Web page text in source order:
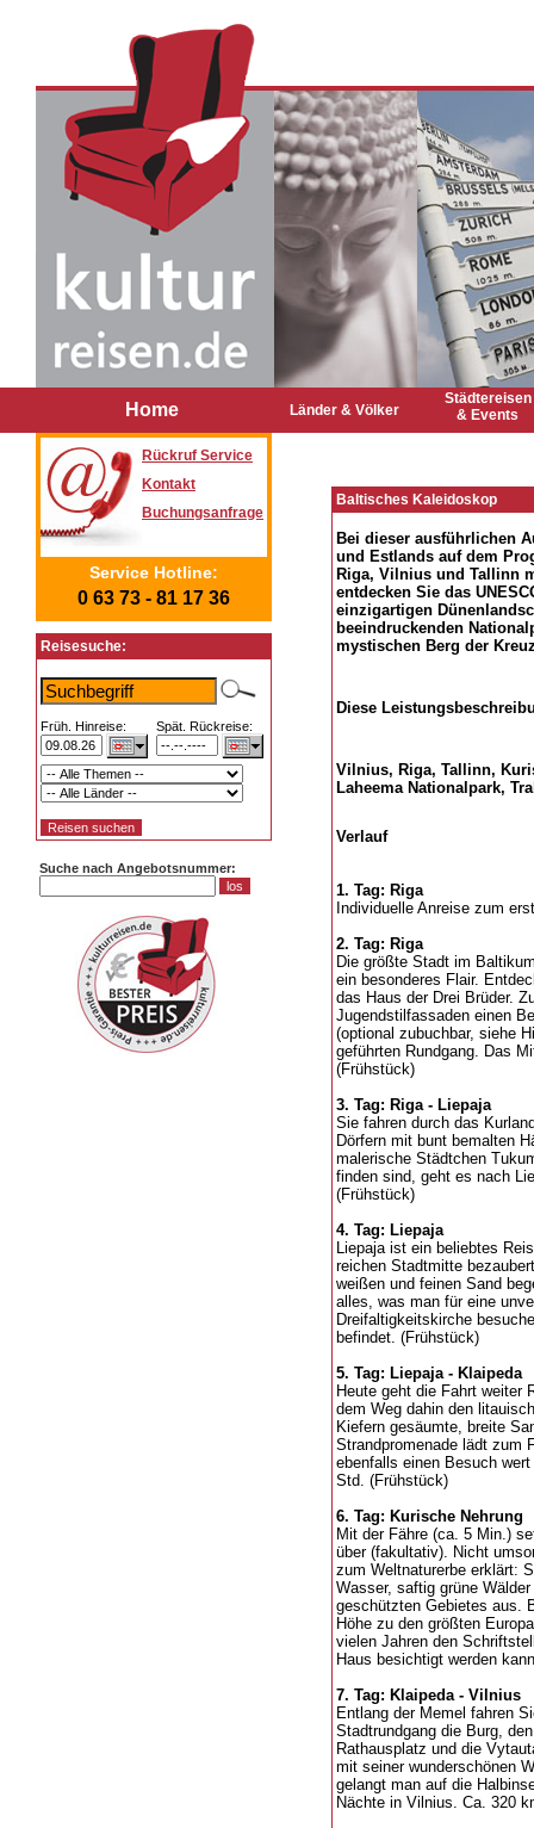
Home Länder & Völker
Städtereisen
& Events
Rückruf Service
Kontakt
Buchungsanfrage
Service Hotline:
0 63 73 - 81 17 36
Reisesuche:
Früh. Hinreise: Spät. Rückreise:
Suche nach Angebotsnummer:
Baltisches Kaleidoskop
Bei dieser ausführlichen
und Estlands auf dem
Riga, Vilnius und Tallinn
entdecken Sie das
einzigartigen
beeindruckenden
mystischen Berg der
Diese
Vilnius, Riga, Tallinn,
Laheema Nationalpark,
Verlauf
1. Tag: Riga
Individuelle Anreise zum
2. Tag: Riga
Die größte Stadt im
ein besonderes Flair.
das Haus der Drei Brüder.
Jugendstilfassaden einen
(optional zubuchbar, siehe
geführten Rundgang. Das
(Frühstück)
3. Tag: Riga - Liepaja
Sie fahren durch das
Dörfern mit bunt bemalten
malerische Städtchen
finden sind, geht es nach
(Frühstück)
4. Tag: Liepaja
Liepaja ist ein beliebtes
reichen Stadtmitte
weißen und feinen Sand
alles, was man für eine
Dreifaltigkeitskirche
befindet. (Frühstück)
5. Tag: Liepaja - Klaipeda
Heute geht die Fahrt weiter
dem Weg dahin den
Kiefern gesäumte, breite
Strandpromenade lädt zum
ebenfalls einen Besuch
Std. (Frühstück)
6. Tag: Kurische Nehrung
Mit der Fähre (ca. 5 Min.)
über (fakultativ). Nicht
zum Weltnaturerbe erklärt:
Wasser, saftig grüne
geschützten Gebietes aus.
Höhe zu den größten
vielen Jahren den
Haus besichtigt werden
7. Tag: Klaipeda - Vilnius
Entlang der Memel fahren
Stadtrundgang die Burg,
Rathausplatz und die
mit seiner wunderschönen
gelangt man auf die
Nächte in Vilnius. Ca. 320